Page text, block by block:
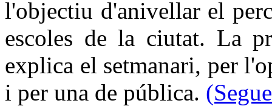
l'objectiu d'anivellar el
escoles de la ciutat. La
explica el setmanari, per
i per una de pública.